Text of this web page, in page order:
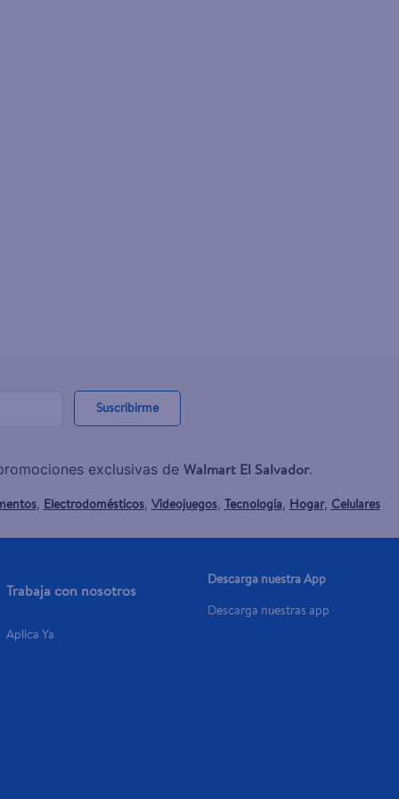
Suscribirme
exclusivas de Walmart El Salvador.
, Electrodomésticos, Videojuegos, Tecnología, Hogar, Celulares
Trabaja con nosotros
Aplica Ya
Descarga nuestra App
Descarga nuestras app